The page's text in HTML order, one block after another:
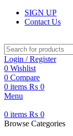
SIGN UP
Contact Us
Login / Register
0 Wishlist
0 Compare
0 items ₨ 0
Menu
0 items ₨ 0
Browse Categories